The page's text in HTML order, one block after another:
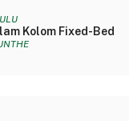
Kolom Fixed-Bed